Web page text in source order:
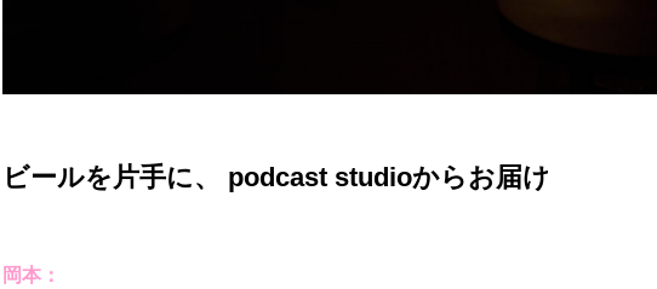
ビールを片手に、 podcast studioからお届け
岡本：